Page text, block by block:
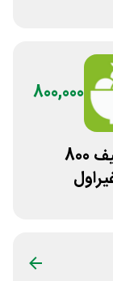
800,000
کد تخفیف 800